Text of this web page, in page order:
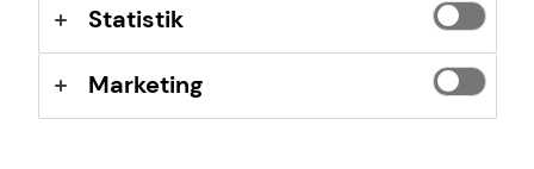
Fabio Kohlenbeck
Statistik
Marketing